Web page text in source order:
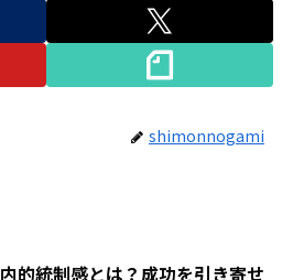
shimonnogami
内的統制感とは？成功を引き寄せ